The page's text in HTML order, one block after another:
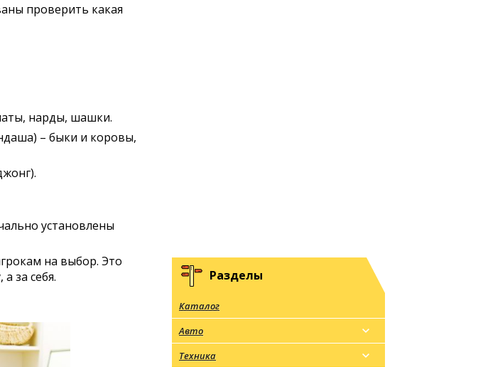
проверить какая
нарды, шашки.
– быки и коровы,
установлены
на выбор. Это
за себя.
Разделы
Каталог
Авто
Техника